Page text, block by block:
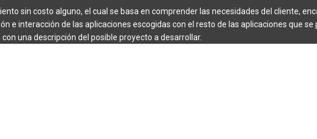
sin costo alguno, el cual se basa en comprender las necesidades del cliente,
e interacción de las aplicaciones escogidas con el resto de las aplicaciones que
una descripción del posible proyecto a desarrollar.